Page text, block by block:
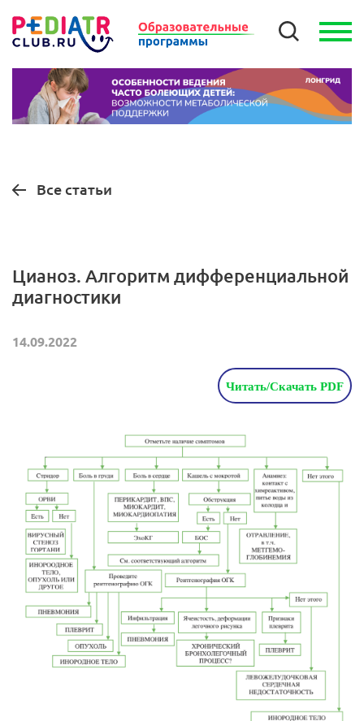
Все статьи
Цианоз. Алгоритм дифференциальной
диагностики
14.09.2022
Читать/Скачать PDF